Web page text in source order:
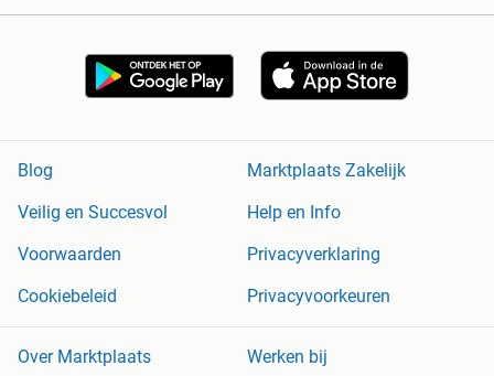
Blog
Marktplaats Zakelijk
Veilig en Succesvol
Help en Info
Voorwaarden
Privacyverklaring
Cookiebeleid
Privacyvoorkeuren
Over Marktplaats
Werken bij